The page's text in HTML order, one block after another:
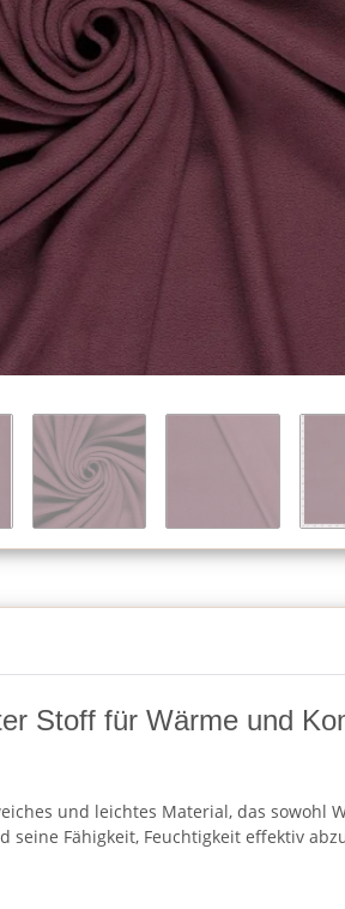
Stoff für Wärme und
und leichtes Material, das
seine Fähigkeit, Feuchtigkeit effektiv